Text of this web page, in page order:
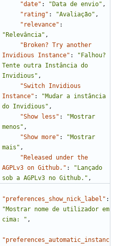
"date" : "Data de envio" ,
"rating" : "Avaliação" ,
"relevance" :
"Relevância" ,
"Broken? Try another
Invidious Instance" :
"Falhou?
Tente outra Instância do
Invidious" ,
"Switch Invidious
Instance" :
"Mudar a instância
do Invidious" ,
"Show less" :
"Mostrar
menos" ,
"Show more" :
"Mostrar
mais" ,
"Released under the
AGPLv3 on Github." :
"Lançado
sob a AGPLv3 no Github." ,
"preferences_show_nick_label" :
"Mostrar nome de utilizador em
cima: " ,
"preferences_automatic_instanc